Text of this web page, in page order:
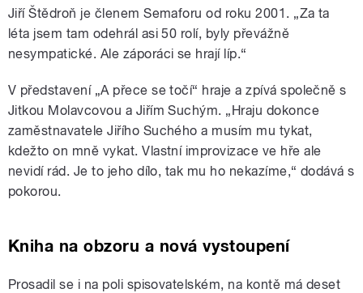
Jiří Štědroň je členem Semaforu od roku 2001. „Za ta
léta jsem tam odehrál asi 50 rolí, byly převážně
nesympatické. Ale záporáci se hrají líp.“
V představení „A přece se točí“ hraje a zpívá společně s
Jitkou Molavcovou a Jiřím Suchým. „Hraju dokonce
zaměstnavatele Jiřího Suchého a musím mu tykat,
kdežto on mně vykat. Vlastní improvizace ve hře ale
nevidí rád. Je to jeho dílo, tak mu ho nekazíme,“ dodává s
pokorou.
Kniha na obzoru a nová vystoupení
Prosadil se i na poli spisovatelském, na kontě má deset